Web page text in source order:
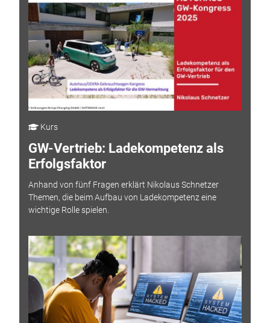
Kurs
GW-Vertrieb: Ladekompetenz als
Erfolgsfaktor
Anhand von fünf Fragen erklärt Nikolaus Schnetzer
Themen, die beim Aufbau von Ladekompetenz eine
wichtige Rolle spielen.